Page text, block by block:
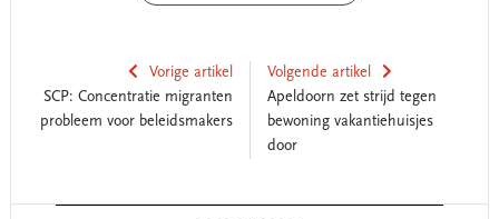
Vorige artikel
SCP: Concentratie migranten
probleem voor beleidsmakers
Volgende artikel
Apeldoorn zet strijd tegen
bewoning vakantiehuisjes
door